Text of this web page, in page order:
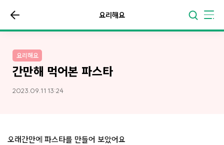
요리해요
요리해요
간만해 먹어본 파스타
2023.09.11 13:24
오래간만에 파스타를 만들어 보았어요